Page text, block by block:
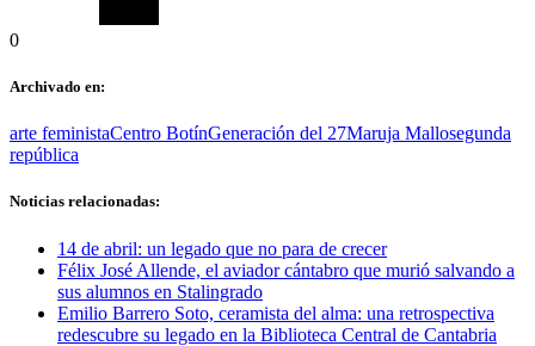
0
Archivado en:
arte feministaCentro BotínGeneración del 27Maruja Mallosegunda
república
Noticias relacionadas:
14 de abril: un legado que no para de crecer
Félix José Allende, el aviador cántabro que murió salvando a
sus alumnos en Stalingrado
Emilio Barrero Soto, ceramista del alma: una retrospectiva
redescubre su legado en la Biblioteca Central de Cantabria